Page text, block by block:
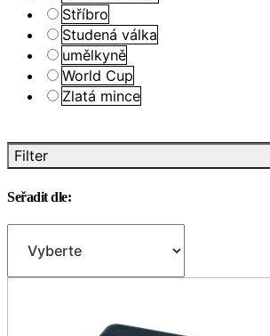
Stříbro
Studená válka
umělkyně
World Cup
Zlatá mince
Filter
Seřadit dle: